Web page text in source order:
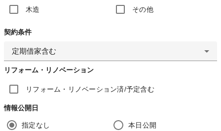
木造 その他
契約条件
定期借家含む
リフォーム・リノベーション
リフォーム・リノベーション済/予定含む
情報公開日
指定なし 本日公開